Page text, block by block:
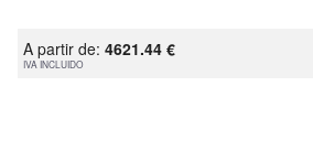
A partir de: 4621.44 €
IVA INCLUIDO